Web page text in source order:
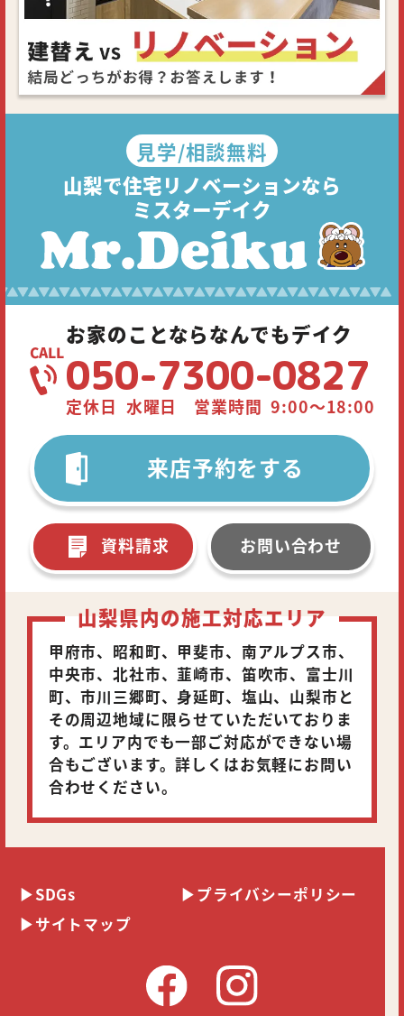
見学/相談無料
山梨で住宅リノベーションなら
ミスターデイク
お家のことならなんでもデイク
050-7300-0827
定休日 水曜日 営業時間 9:00～18:00
来店予約をする
資料請求 お問い合わせ
山梨県内の施工対応エリア
甲府市、昭和町、甲斐市、南アルプス市、
中央市、北社市、韮崎市、笛吹市、富士川
町、市川三郷町、身延町、塩山、山梨市と
その周辺地域に限らせていただいておりま
す。エリア内でも一部ご対応ができない場
合もございます。詳しくはお気軽にお問い
合わせください。
SDGs
プライバシーポリシー
サイトマップ